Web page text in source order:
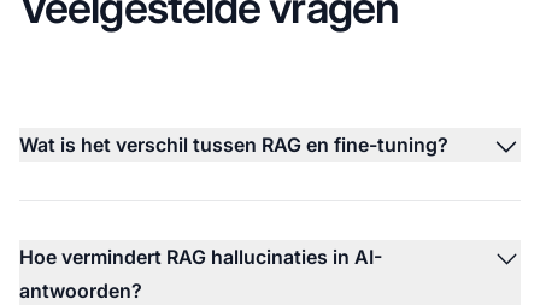
Wat is het verschil tussen RAG en fine-tuning?
Hoe vermindert RAG hallucinaties in AI-
antwoorden?